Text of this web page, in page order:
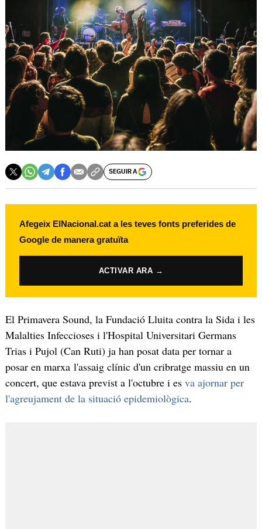
SEGUIR A
Afegeix ElNacional.cat a les teves fonts preferides de
Google de manera gratuïta
ACTIVAR ARA →
El Primavera Sound, la Fundació Lluita contra la Sida i les
Malalties Infeccioses i l'Hospital Universitari Germans
Trias i Pujol (Can Ruti) ja han posat data per tornar a
posar en marxa l'assaig clínic d'un cribratge massiu en un
concert, que estava previst a l'octubre i esva ajornar per
l'agreujament de la situació epidemiològica.